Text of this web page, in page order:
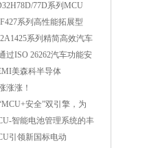
77D系列MCU
系列高性能拓展型
系列精简高效汽车
过ISO 26262汽车功能安
美森科半导体
涨涨！
安全”双引擎，为
智能电池管理系统的丰
引领新国标电动